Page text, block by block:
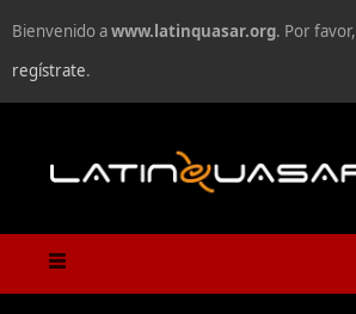
Bienvenido awww.latinquasar.org. Por favor,
regístrate.